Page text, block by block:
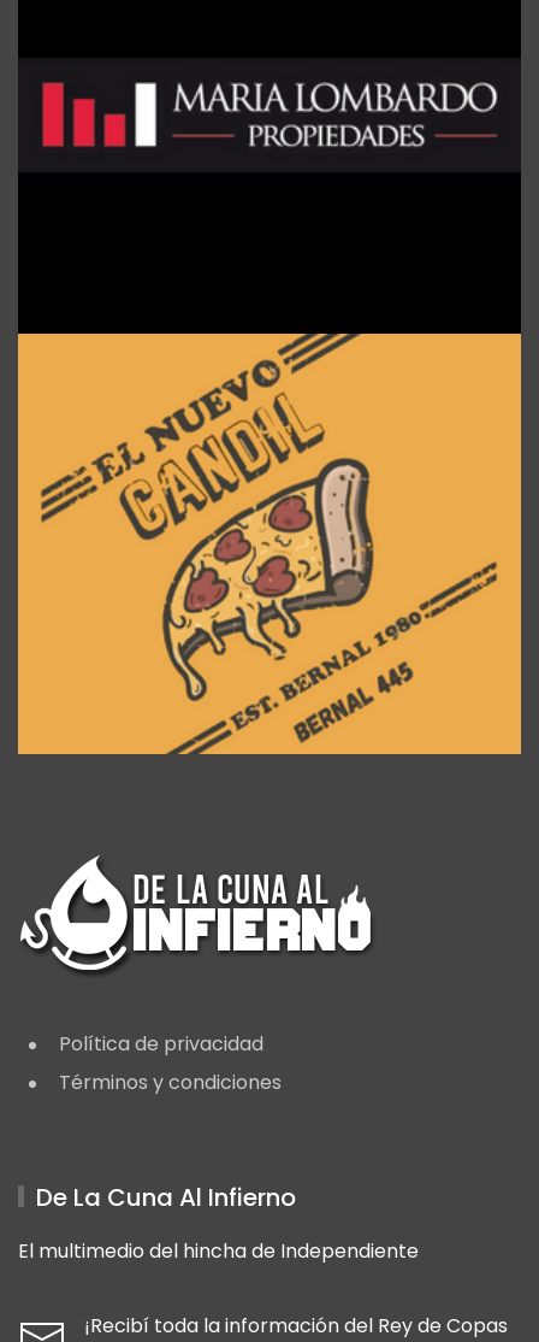
Política de privacidad
Términos y condiciones
De La Cuna Al Infierno
El multimedio del hincha de Independiente
¡Recibí toda la información del Rey de Copas